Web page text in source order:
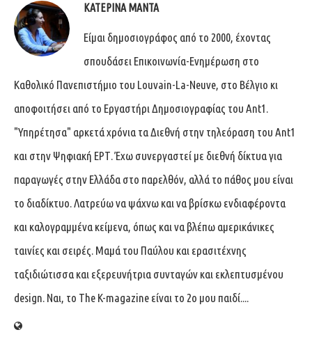
ΚΑΤΕΡΊΝΑ ΜΑΝΤΆ
Είμαι δημοσιογράφος από το 2000, έχοντας
σπουδάσει Επικοινωνία-Ενημέρωση στο
Καθολικό Πανεπιστήμιο του Louvain-La-Neuve, στο Βέλγιο κι
αποφοιτήσει από το Εργαστήρι Δημοσιογραφίας του Ant1.
"Υπηρέτησα" αρκετά χρόνια τα Διεθνή στην τηλεόραση του Ant1
και στην Ψηφιακή ΕΡΤ. Έχω συνεργαστεί με διεθνή δίκτυα για
παραγωγές στην Ελλάδα στο παρελθόν, αλλά το πάθος μου είναι
το διαδίκτυο. Λατρεύω να ψάχνω και να βρίσκω ενδιαφέροντα
και καλογραμμένα κείμενα, όπως και να βλέπω αμερικάνικες
ταινίες και σειρές. Μαμά του Παύλου και ερασιτέχνης
ταξιδιώτισσα και εξερευνήτρια συνταγών και εκλεπτυσμένου
design. Ναι, το The K-magazine είναι το 2ο μου παιδί....